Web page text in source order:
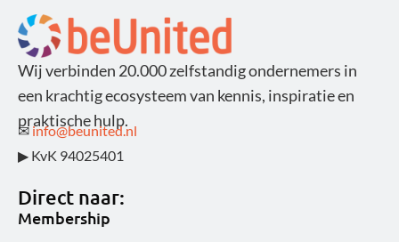
Wij verbinden 20.000 zelfstandig ondernemers in
een krachtig ecosysteem van kennis, inspiratie en
praktische hulp.
✉ info@beunited.nl
▶ KvK 94025401
Direct naar:
Membership